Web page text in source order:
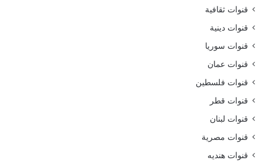
قنوات ثقافية
قنوات دينية
قنوات سوريا
قنوات عمان
قنوات فلسطين
قنوات قطر
قنوات لبنان
قنوات مصرية
قنوات هنديه